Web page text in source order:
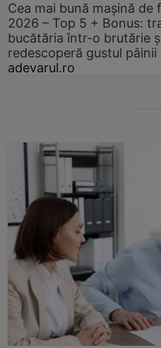
Cea mai bună mașină de
2026 – Top 5 + Bonus:
bucătăria într-o brutărie
redescoperă gustul pâinii
adevarul.ro